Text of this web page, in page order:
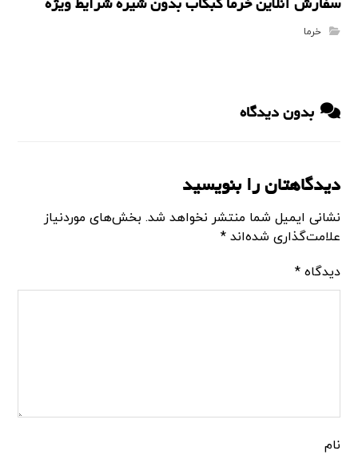
سفارش آنلاین خرما کبکاب بدون شیره شرایط ویژه
خرما
بدون دیدگاه
دیدگاهتان را بنویسید
نشانی ایمیل شما منتشر نخواهد شد. بخش‌های موردنیاز
علامت‌گذاری شده‌اند*
دیدگاه*
نام